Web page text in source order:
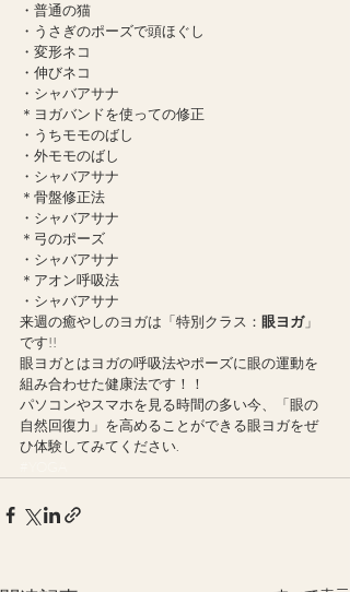
・普通の猫
・うさぎのポーズで頭ほぐし
・変形ネコ
・伸びネコ
・シャバアサナ
＊ヨガバンドを使っての修正
・うちモモのばし
・外モモのばし
・シャバアサナ
＊骨盤修正法
・シャバアサナ
＊弓のポーズ
・シャバアサナ
＊アオン呼吸法
・シャバアサナ
来週の癒やしのヨガは「特別クラス： 眼ヨガ」
です!!
眼ヨガとはヨガの呼吸法やポーズに眼の運動を
組み合わせた健康法です！！
パソコンやスマホを見る時間の多い今、「眼の
自然回復力」を高めることができる眼ヨガをぜ
ひ体験してみてください.